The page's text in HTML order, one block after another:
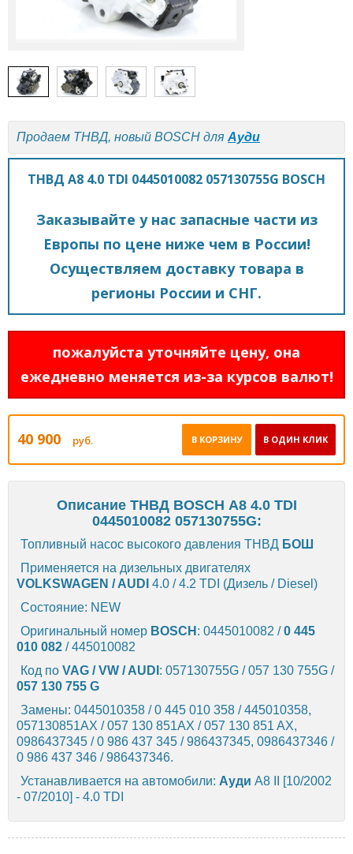
Продаем ТНВД, новый BOSCH для Ауди
ТНВД А8 4.0 TDI 0445010082 057130755G BOSCH
Заказывайте у нас запасные части из
Европы по цене ниже чем в России!
Осуществляем доставку товара в
регионы России и СНГ.
пожалуйста уточняйте цену, она
ежедневно меняется из-за курсов валют!
40 900 руб. В ОДИН КЛИК
В КОРЗИНУ
Описание ТНВД BOSCH А8 4.0 TDI
0445010082 057130755G:
Топливный насос высокого давления ТНВД БОШ
Применяется на дизельных двигателях
VOLKSWAGEN / AUDI 4.0 / 4.2 TDI (Дизель / Diesel)
Состояние: NEW
Оригинальный номер BOSCH : 0445010082 /0 445
010 082 / 445010082
Код по VAG / VW / AUDI : 057130755G / 057 130 755G /
057 130 755 G
Замены: 0445010358 / 0 445 010 358 / 445010358,
057130851AX / 057 130 851AX / 057 130 851 AX,
0986437345 / 0 986 437 345 / 986437345, 0986437346 /
0 986 437 346 / 986437346.
Устанавливается на автомобили: Ауди A8 II [10/2002
- 07/2010] - 4.0 TDI